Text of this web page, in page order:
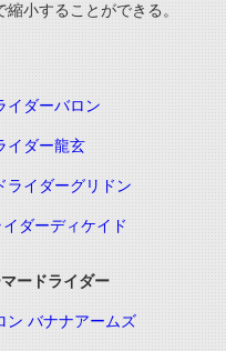
小することができる。
イダーバロン
イダー龍玄
ライダーグリドン
ダーディケイド
ードライダー
ン バナナアームズ